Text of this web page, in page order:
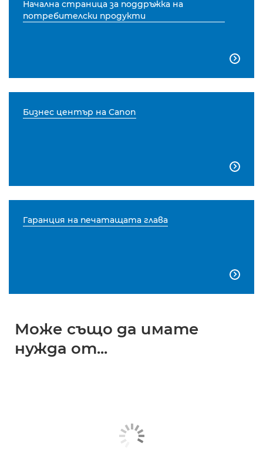
Начална страница за поддръжка на
потребителски продукти

Бизнес център на Canon

Гаранция на печатащата глава

Може също да имате
нужда от...